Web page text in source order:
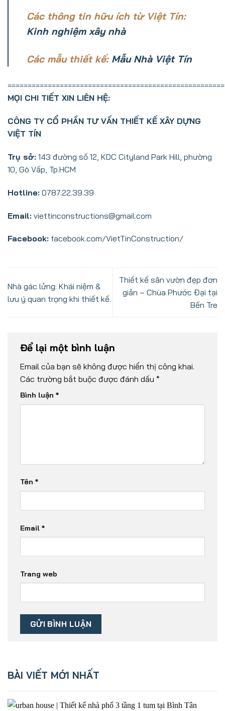
Các thông tin hữu ích từ Việt Tín:
Kinh nghiệm xây nhà
Các mẫu thiết kế: Mẫu Nhà Việt Tín
======================================================
MỌI CHI TIẾT XIN LIÊN HỆ:
CÔNG TY CỔ PHẦN TƯ VẤN THIẾT KẾ XÂY DỰNG
VIỆT TÍN
Trụ sở: 143 đường số 12, KDC Cityland Park Hill, phường
10, Gò Vấp, Tp.HCM
Hotline: 0787.22.39.39
Email: viettinconstructions@gmail.com
Facebook: facebook.com/VietTinConstruction/
Nhà gác lửng: Khái niệm &
lưu ý quan trọng khi thiết kế.
Thiết kế sân vườn đẹp đơn
giản – Chùa Phước Đại tại
Bến Tre
Để lại một bình luận
Email của bạn sẽ không được hiển thị công khai.
Các trường bắt buộc được đánh dấu *
Bình luận *
Tên *
Email *
Trang web
BÀI VIẾT MỚI NHẤT